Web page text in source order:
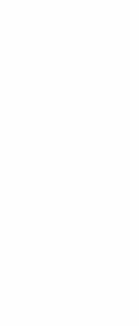
del 1703. Per
della villa, quando
leggibile il suo
messa in atto, a
per scoprire
meditazione e di
sale di
parlatoio, unico
approfondiremo la
in un vero e proprio
dell’ex villa, oggi utilizzata
dal coro delle monache di
in un vero e proprio
27 GIUGNO ORE 16